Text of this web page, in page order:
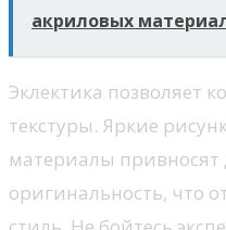
акриловых
Эклектика позволяет
текстуры. Яркие
материалы
оригинальность, что